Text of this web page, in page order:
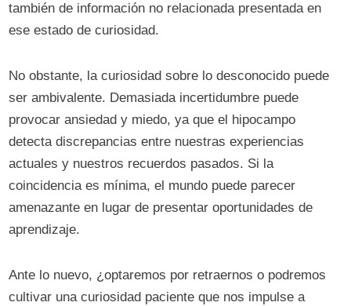
también de información no relacionada presentada en
ese estado de curiosidad.
No obstante, la curiosidad sobre lo desconocido puede
ser ambivalente. Demasiada incertidumbre puede
provocar ansiedad y miedo, ya que el hipocampo
detecta discrepancias entre nuestras experiencias
actuales y nuestros recuerdos pasados. Si la
coincidencia es mínima, el mundo puede parecer
amenazante en lugar de presentar oportunidades de
aprendizaje.
Ante lo nuevo, ¿optaremos por retraernos o podremos
cultivar una curiosidad paciente que nos impulse a